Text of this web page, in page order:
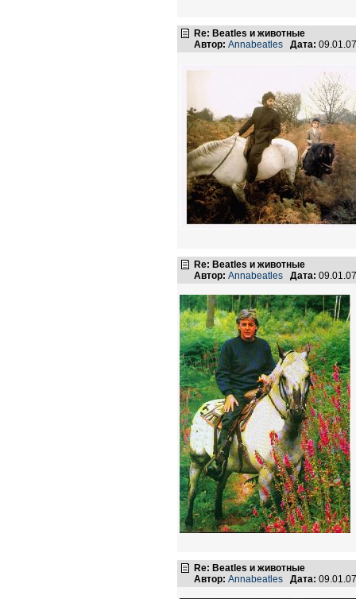
Re: Beatles и животные
Автор: Annabeatles Дата:
Re: Beatles и животные
Автор: Annabeatles Дата:
Re: Beatles и животные
Автор: Annabeatles Дата: